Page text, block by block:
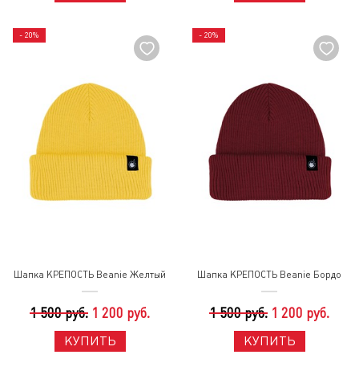
- 20%
Шапка КРЕПОСТЬ Beanie Желтый
1 500 руб. 1 200 руб.
КУПИТЬ
- 20%
Шапка КРЕПОСТЬ Beanie Бордо
1 500 руб. 1 200 руб.
КУПИТЬ